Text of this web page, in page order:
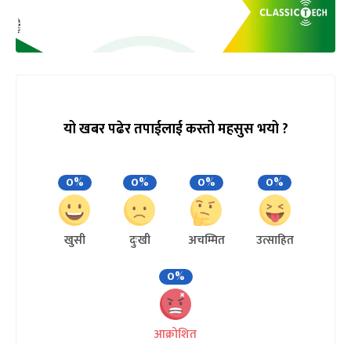
यो खबर पढेर तपाईलाई कस्तो महसुस भयो ?
0%
खुसी
0%
दुःखी
0%
अचम्मित
0%
उत्साहित
0%
आक्रोशित